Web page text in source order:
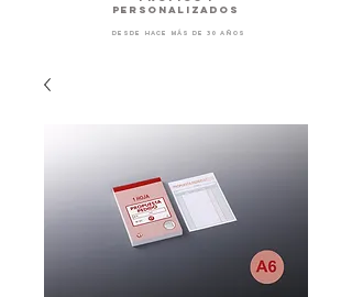
PERSONALIZADOS
desde hace más de 30 años